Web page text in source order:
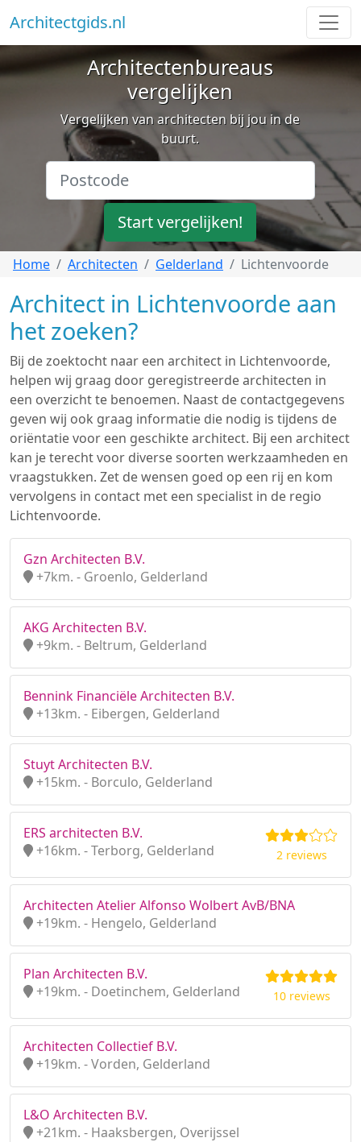
Architectgids.nl
Architectenbureaus
vergelijken
Vergelijken van architecten bij jou in de
buurt.
Start vergelijken!
Home Architecten Gelderland Lichtenvoorde
Architect in Lichtenvoorde aan
het zoeken?
Bij de zoektocht naar een architect in Lichtenvoorde,
helpen wij graag door geregistreerde architecten in
een overzicht te benoemen. Naast de contactgegevens
geven wij ook graag informatie die nodig is tijdens de
oriëntatie voor een geschikte architect. Bij een architect
kan je terecht voor diverse soorten werkzaamheden en
vraagstukken. Zet de wensen goed op een rij en kom
vervolgens in contact met een specialist in de regio
Lichtenvoorde.
Gzn Architecten B.V.
+7km. - Groenlo, Gelderland
AKG Architecten B.V.
+9km. - Beltrum, Gelderland
Bennink Financiële Architecten B.V.
+13km. - Eibergen, Gelderland
Stuyt Architecten B.V.
+15km. - Borculo, Gelderland
ERS architecten B.V.
+16km. - Terborg, Gelderland
2 reviews
Architecten Atelier Alfonso Wolbert AvB/BNA
+19km. - Hengelo, Gelderland
Plan Architecten B.V.
+19km. - Doetinchem, Gelderland
10 reviews
Architecten Collectief B.V.
+19km. - Vorden, Gelderland
L&O Architecten B.V.
+21km. - Haaksbergen, Overijssel